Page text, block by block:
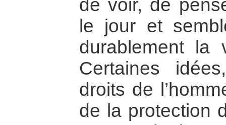
de voir, de
le jour et
durablement la
Certaines
droits de
de la protection